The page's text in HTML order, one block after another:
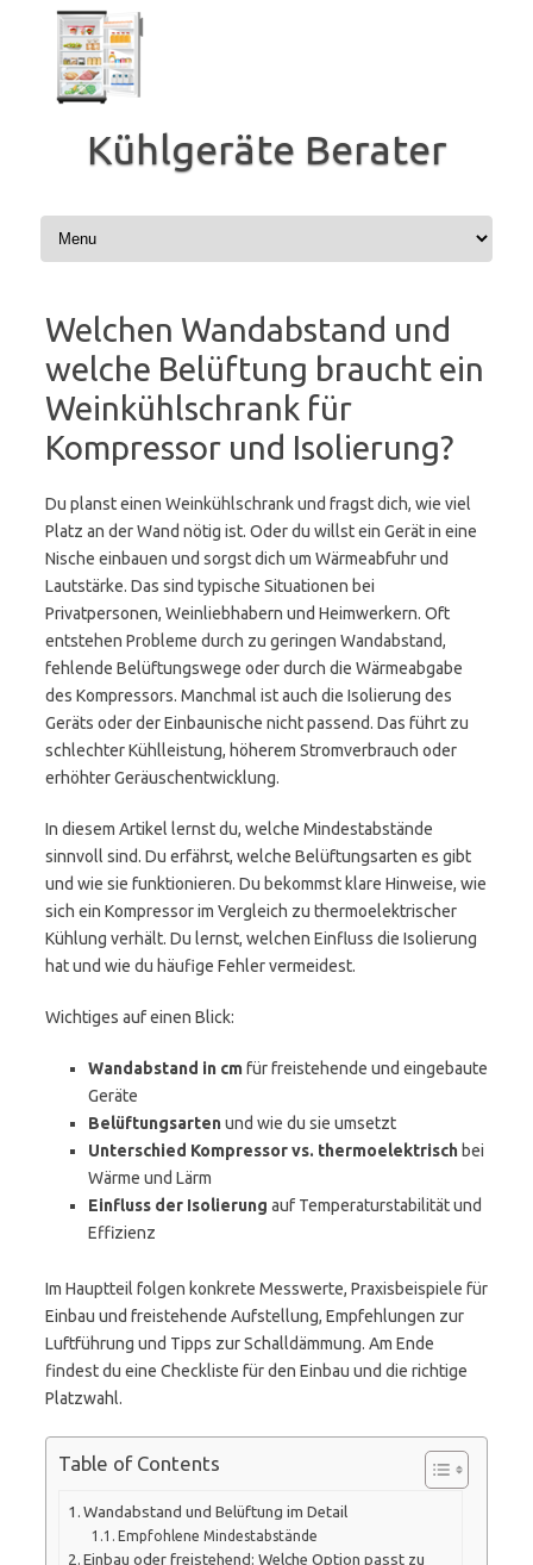
Zum
Inhalt
springen
Kühlgeräte Berater
Welchen Wandabstand und
welche Belüftung braucht ein
Weinkühlschrank für
Kompressor und Isolierung?
Du planst einen Weinkühlschrank und fragst dich, wie viel
Platz an der Wand nötig ist. Oder du willst ein Gerät in eine
Nische einbauen und sorgst dich um Wärmeabfuhr und
Lautstärke. Das sind typische Situationen bei
Privatpersonen, Weinliebhabern und Heimwerkern. Oft
entstehen Probleme durch zu geringen Wandabstand,
fehlende Belüftungswege oder durch die Wärmeabgabe
des Kompressors. Manchmal ist auch die Isolierung des
Geräts oder der Einbaunische nicht passend. Das führt zu
schlechter Kühlleistung, höherem Stromverbrauch oder
erhöhter Geräuschentwicklung.
In diesem Artikel lernst du, welche Mindestabstände
sinnvoll sind. Du erfährst, welche Belüftungsarten es gibt
und wie sie funktionieren. Du bekommst klare Hinweise, wie
sich ein Kompressor im Vergleich zu thermoelektrischer
Kühlung verhält. Du lernst, welchen Einfluss die Isolierung
hat und wie du häufige Fehler vermeidest.
Wichtiges auf einen Blick:
Wandabstand in cmfür freistehende und eingebaute
Geräte
Belüftungsartenund wie du sie umsetzt
Unterschied Kompressor vs. thermoelektrisch bei
Wärme und Lärm
Einfluss der Isolierung auf Temperaturstabilität und
Effizienz
Im Hauptteil folgen konkrete Messwerte, Praxisbeispiele für
Einbau und freistehende Aufstellung, Empfehlungen zur
Luftführung und Tipps zur Schalldämmung. Am Ende
findest du eine Checkliste für den Einbau und die richtige
Platzwahl.
Table of Contents
Wandabstand und Belüftung im Detail
Empfohlene Mindestabstände
Einbau oder freistehend: Welche Option passt zu